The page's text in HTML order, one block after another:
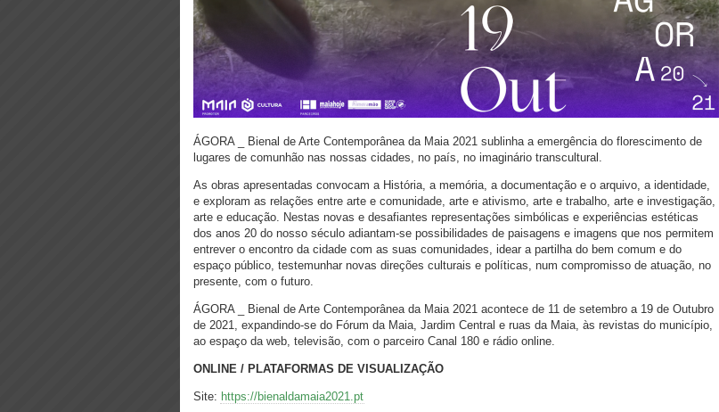
ÁGORA _ Bienal de Arte Contemporânea da Maia 2021 sublinha a emergência do florescimento de
lugares de comunhão nas nossas cidades, no país, no imaginário transcultural.
As obras apresentadas convocam a História, a memória, a documentação e o arquivo, a identidade,
e exploram as relações entre arte e comunidade, arte e ativismo, arte e trabalho, arte e investigação,
arte e educação. Nestas novas e desafiantes representações simbólicas e experiências estéticas
dos anos 20 do nosso século adiantam-se possibilidades de paisagens e imagens que nos permitem
entrever o encontro da cidade com as suas comunidades, idear a partilha do bem comum e do
espaço público, testemunhar novas direções culturais e políticas, num compromisso de atuação, no
presente, com o futuro.
ÁGORA _ Bienal de Arte Contemporânea da Maia 2021 acontece de 11 de setembro a 19 de Outubro
de 2021, expandindo-se do Fórum da Maia, Jardim Central e ruas da Maia, às revistas do município,
ao espaço da web, televisão, com o parceiro Canal 180 e rádio online.
ONLINE / PLATAFORMAS DE VISUALIZAÇÃO
Site: https://bienaldamaia2021.pt